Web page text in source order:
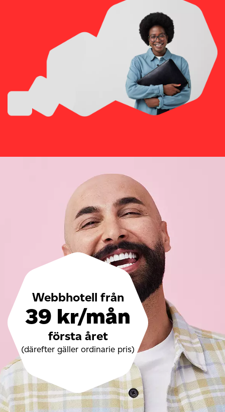
Webbhotell från
39 kr/mån
första året
(därefter gäller ordinarie pris)